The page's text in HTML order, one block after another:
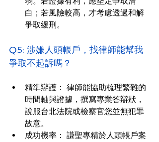
白；若風險較高，才考慮透過和解
爭取緩刑。
Q5: 涉嫌人頭帳戶，找律師能幫我
爭取不起訴嗎？
精準辯護： 律師能協助梳理繁雜的
時間軸與證據，撰寫專業答辯狀，
說服台北法院或檢察官您並無犯罪
故意。
成功機率： 謙聖專精於人頭帳戶案